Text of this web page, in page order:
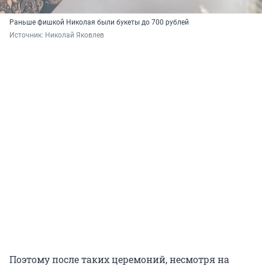
Раньше фишкой Николая были букеты до 700 рублей
Источник: Николай Яковлев
Поэтому после таких церемоний, несмотря на